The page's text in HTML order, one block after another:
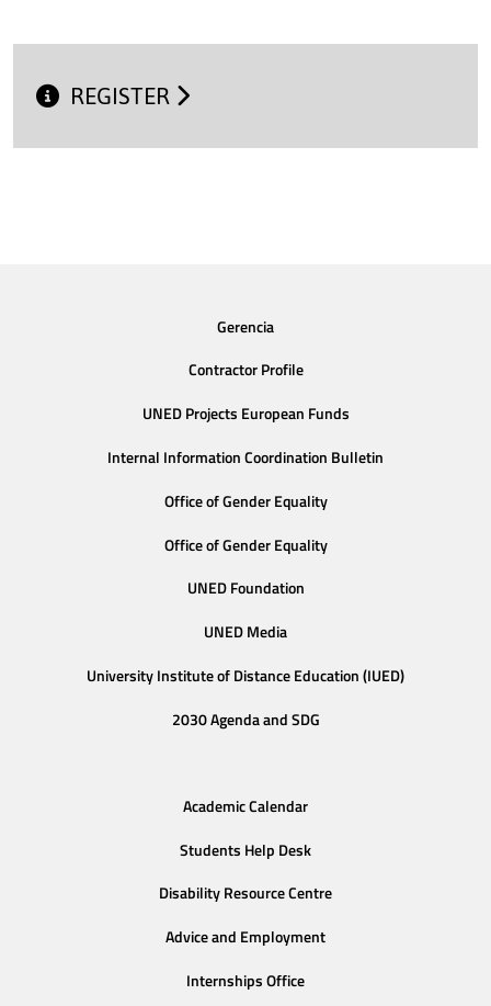
REGISTER
Gerencia
Contractor Profile
UNED Projects European Funds
Internal Information Coordination Bulletin
Office of Gender Equality
Office of Gender Equality
UNED Foundation
UNED Media
University Institute of Distance Education (IUED)
2030 Agenda and SDG
Academic Calendar
Students Help Desk
Disability Resource Centre
Advice and Employment
Internships Office